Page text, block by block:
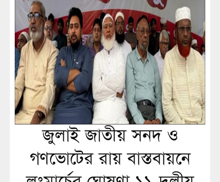
জুলাই জাতীয় সনদ ও
গণভোটের রায় বাস্তবায়নে